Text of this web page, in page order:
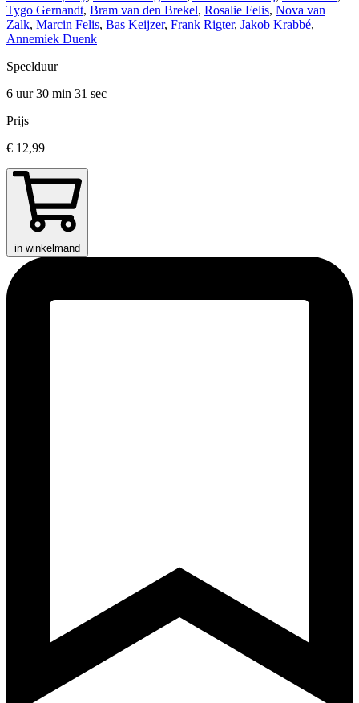
Tygo Gernandt, Bram van den Brekel, Rosalie Felis, Nova van
Zalk, Marcin Felis, Bas Keijzer, Frank Rigter, Jakob Krabbé,
Annemiek Duenk
Speelduur
6 uur 30 min 31 sec
Prijs
€ 12,99
in winkelmand